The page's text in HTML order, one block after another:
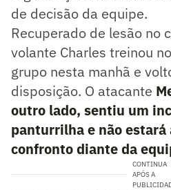
de decisão da equipe.
Recuperado de lesão no
volante Charles treinou
grupo nesta manhã e
disposição. O atacante
outro lado, sentiu um
panturrilha e não estará
confronto diante da
CONTINUA
APÓS A